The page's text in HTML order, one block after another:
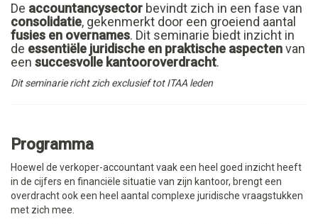
De accountancysector bevindt zich in een fase van
consolidatie, gekenmerkt door een groeiend aantal
fusies en overnames. Dit seminarie biedt inzicht in
de essentiële juridische en praktische aspectenvan
een succesvolle kantooroverdracht.
Dit seminarie richt zich exclusief tot ITAA leden
Programma
Hoewel de verkoper-accountant vaak een heel goed inzicht heeft
in de cijfers en financiële situatie van zijn kantoor, brengt een
overdracht ook een heel aantal complexe juridische vraagstukken
met zich mee.